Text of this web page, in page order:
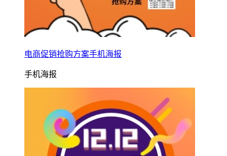
电商促销抢购方案手机海报
手机海报